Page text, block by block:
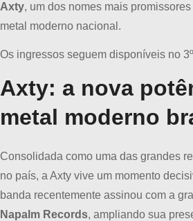
Axty, um dos nomes mais
metal moderno nacional.
Os ingressos seguem disponíveis no
Axty: a nova
metal moderno
Consolidada como uma das grandes
no país, a Axty vive um momento
banda recentemente assinou com a
Napalm Records, ampliando sua